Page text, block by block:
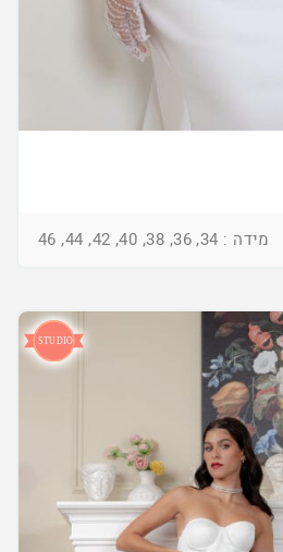
מידה : 34, 36, 38, 40, 42, 44, 46